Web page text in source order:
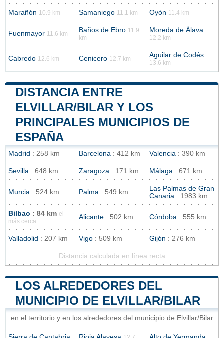
Marañón 10.9 km Samaniego 11.1 km Oyón 11.4 km
Fuenmayor 11.6 km Baños de Ebro 11.9
km
Moreda de Álava
12.2 km
Cabredo 12.6 km Cenicero 12.7 km Aguilar de Codés
13.6 km
DISTANCIA ENTRE
ELVILLAR/BILAR Y LOS
PRINCIPALES MUNICIPIOS DE
ESPAÑA
Madrid : 258 km Barcelona : 412 km Valencia : 390 km
Sevilla : 648 km Zaragoza : 171 km Málaga : 671 km
Murcia : 524 km Palma : 549 km
Las Palmas de Gran
Canaria : 1983 km
Bilbao : 84 km el
más cerca
Alicante : 502 km Córdoba : 555 km
Valladolid : 207 km Vigo : 509 km Gijón : 276 km
Distancia calculada en línea recta
LOS ALREDEDORES DEL
MUNICIPIO DE ELVILLAR/BILAR
en el territorio y en los alrededores del municipio de Elvillar/Bilar